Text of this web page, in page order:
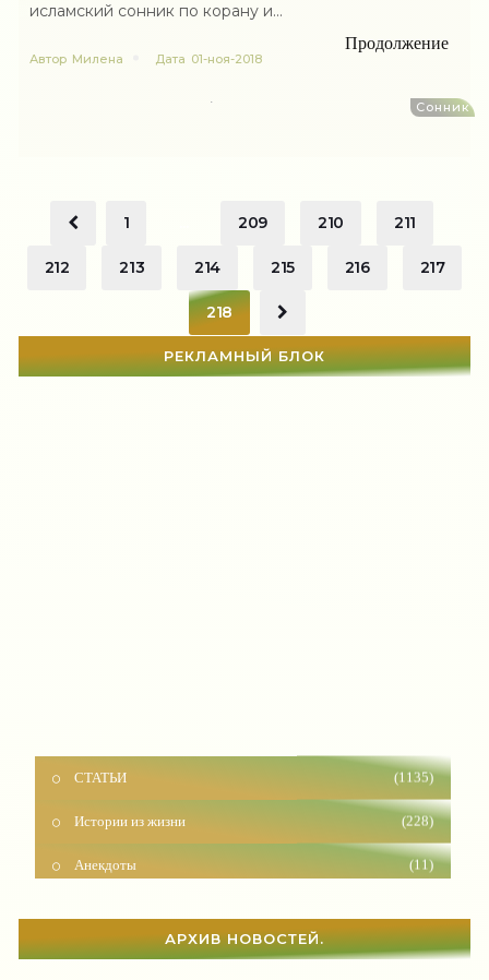
исламский сонник по корану и...
Продолжение
Автор Милена Дата 01-ноя-2018
Сонник
1 209 210 211
212 213 214 215 216 217
218
РЕКЛАМНЫЙ БЛОК
СТАТЬИ (1135)
Истории из жизни (228)
(11)
АРХИВ НОВОСТЕЙ.